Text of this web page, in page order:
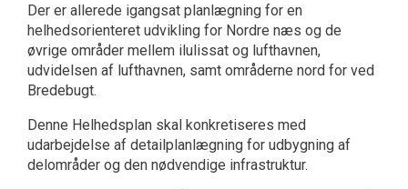
Der er allerede igangsat planlægning for en
helhedsorienteret udvikling for Nordre næs og de
øvrige områder mellem ilulissat og lufthavnen,
udvidelsen af lufthavnen, samt områderne nord for ved
Bredebugt.
Denne Helhedsplan skal konkretiseres med
udarbejdelse af detailplanlægning for udbygning af
delområder og den nødvendige infrastruktur.